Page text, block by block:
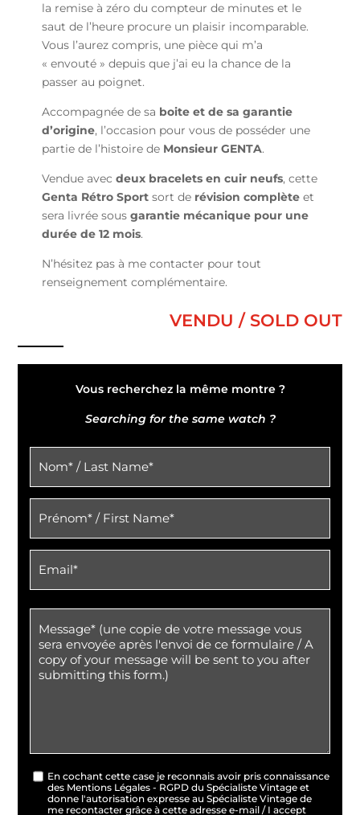
la remise à zéro du compteur de minutes et le
saut de l’heure procure un plaisir incomparable.
Vous l’aurez compris, une pièce qui m’a
« envouté » depuis que j’ai eu la chance de la
passer au poignet.
Accompagnée de sa boite et de sa garantie
d’origine, l’occasion pour vous de posséder une
partie de l’histoire de Monsieur GENTA.
Vendue avecdeux bracelets en cuir neufs, cette
Genta Rétro Sport sort de révision complète et
sera livrée sousgarantie mécanique pour une
durée de 12 mois.
N’hésitez pas à me contacter pour tout
renseignement complémentaire.
VENDU / SOLD OUT
Vous recherchez la même montre ?
Searching for the same watch ?
En cochant cette case je reconnais avoir pris connaissance
des Mentions Légales - RGPD du Spécialiste Vintage et
donne l'autorisation expresse au Spécialiste Vintage de
me recontacter grâce à cette adresse e-mail / I accept